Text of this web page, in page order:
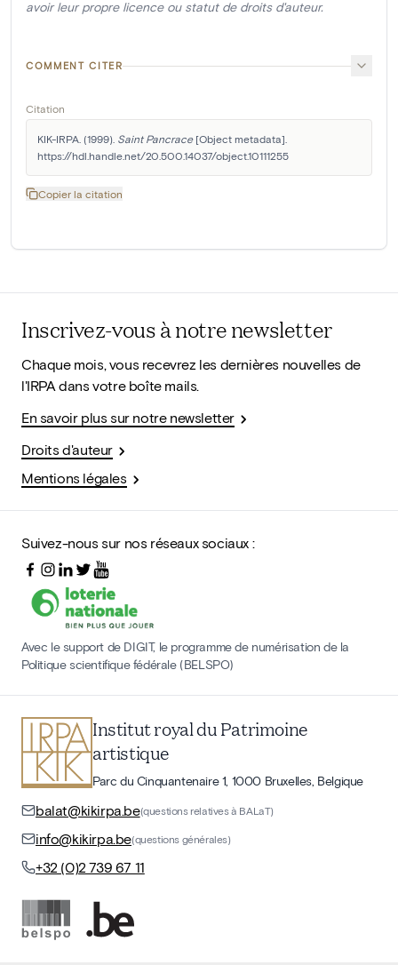
avoir leur propre licence ou statut de droits d'auteur.
COMMENT CITER
Citation
KIK-IRPA. (1999). Saint Pancrace [Object metadata].
https://hdl.handle.net/20.500.14037/object.10111255
Copier la citation
Inscrivez-vous à notre newsletter
Chaque mois, vous recevrez les dernières nouvelles de
l'IRPA dans votre boîte mails.
En savoir plus sur notre newsletter
Droits d'auteur
Mentions légales
Suivez-nous sur nos réseaux sociaux :
Avec le support de DIGIT, le programme de numérisation de la
Politique scientifique fédérale (BELSPO)
Institut royal du Patrimoine
artistique
Parc du Cinquantenaire 1, 1000 Bruxelles, Belgique
balat@kikirpa.be(questions relatives à BALaT)
info@kikirpa.be(questions générales)
+32 (0)2 739 67 11